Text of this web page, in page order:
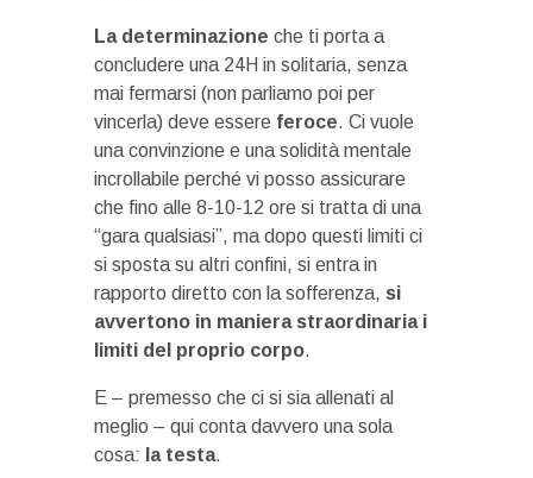
La determinazione che ti porta a
concludere una 24H in solitaria, senza
mai fermarsi (non parliamo poi per
vincerla) deve essere feroce. Ci vuole
una convinzione e una solidità mentale
incrollabile perché vi posso assicurare
che fino alle 8-10-12 ore si tratta di una
“gara qualsiasi”, ma dopo questi limiti ci
si sposta su altri confini, si entra in
rapporto diretto con la sofferenza, si
avvertono in maniera straordinaria i
limiti del proprio corpo.
E – premesso che ci si sia allenati al
meglio – qui conta davvero una sola
cosa: la testa.